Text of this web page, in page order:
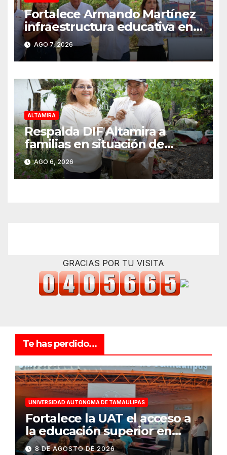
Fortalece Armando Martínez
infraestructura educativa en
Altamira
AGO 7, 2026
ALTAMIRA
Respalda DIF Altamira a
familias en situación de
vulnerabilidad
AGO 6, 2026
GRACIAS POR TU VISITA
Te has perdido...
UNIVERSIDAD AUTONOMA DE TAMAULIPAS
Fortalece la UAT el acceso a
la educación superior en
comunidades
8 DE AGOSTO DE 2026